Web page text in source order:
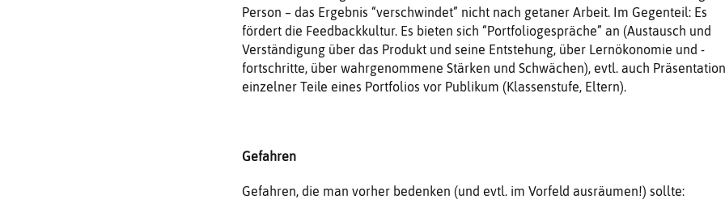
Person – das Ergebnis “verschwindet” nicht nach getaner Arbeit. Im Gegenteil: Es
fördert die Feedbackkultur. Es bieten sich “Portfoliogespräche” an (Austausch und
Verständigung über das Produkt und seine Entstehung, über Lernökonomie und -
fortschritte, über wahrgenommene Stärken und Schwächen), evtl. auch
einzelner Teile eines Portfolios vor Publikum (Klassenstufe, Eltern).
Gefahren
Gefahren, die man vorher bedenken (und evtl. im Vorfeld ausräumen!) sollte: